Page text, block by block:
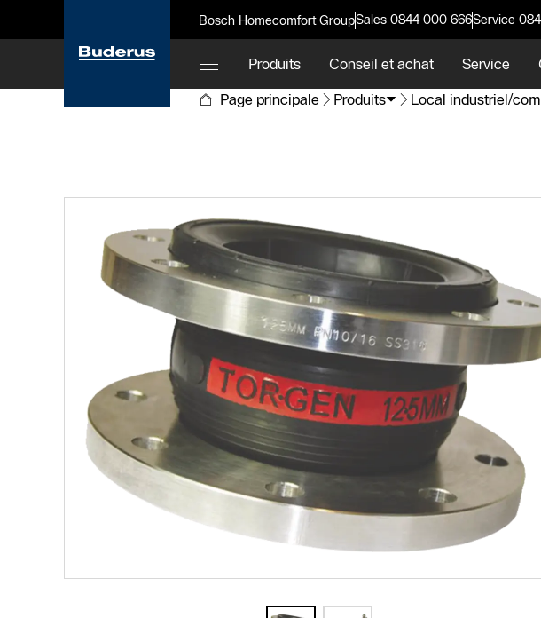
Bosch Homecomfort GroupSales 0844 000 666Service
Produits Conseil et achat Service
Page principale
Produits Local industriel/